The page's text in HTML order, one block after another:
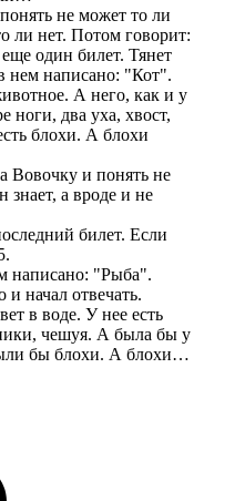
не может то ли
ли нет. Потом говорит:
один билет. Тянет
нем написано: "Кот".
А него, как и у
ноги, два уха, хвост,
блохи. А блохи
Вовочку и понять не
знает, а вроде и не
билет. Если
написано: "Рыба".
начал отвечать.
в воде. У нее есть
чешуя. А была бы у
бы блохи. А блохи…